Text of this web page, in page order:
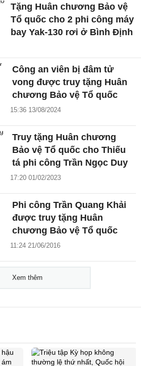
Tặng Huân chương Bảo vệ
Tổ quốc cho 2 phi công máy
bay Yak-130 rơi ở Bình Định
Công an viên bị đâm tử
vong được truy tặng Huân
chương Bảo vệ Tổ quốc
15:36 13/08/2024
Truy tặng Huân chương
Bảo vệ Tổ quốc cho Thiếu
tá phi công Trần Ngọc Duy
17:20 01/02/2023
Phi công Trần Quang Khải
được truy tặng Huân
chương Bảo vệ Tổ quốc
11:24 21/06/2016
Xem thêm